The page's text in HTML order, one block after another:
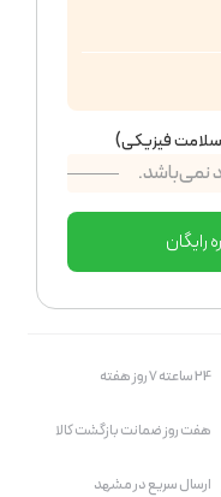
سلامت فیزیکی)
نمی‌باشد.
24 ساعته 7 روز هفته
هفت روز ضمانت بازگشت کالا
ارسال سریع در مشهد